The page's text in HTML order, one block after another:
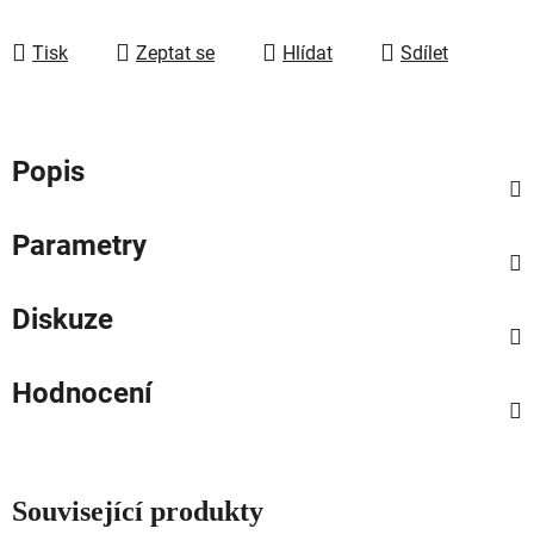
Tisk Zeptat se Hlídat Sdílet
Popis
Parametry
Diskuze
Hodnocení
Související produkty